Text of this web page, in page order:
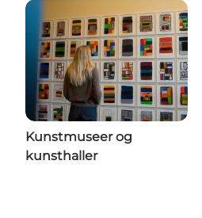
Kunstmuseer og
kunsthaller